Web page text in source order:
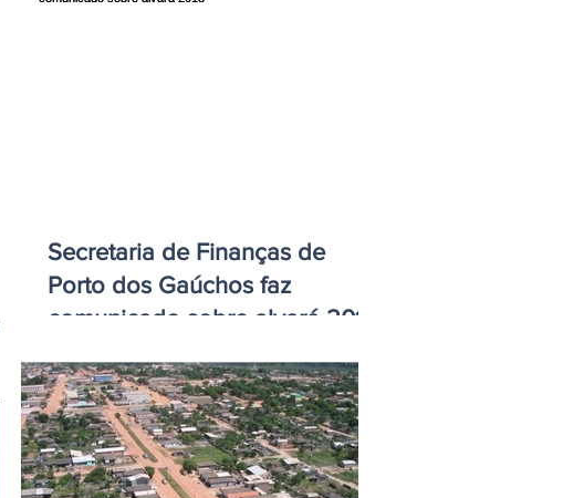
Secretaria de Finanças de
Porto dos Gaúchos faz
comunicado sobre alvará 2018